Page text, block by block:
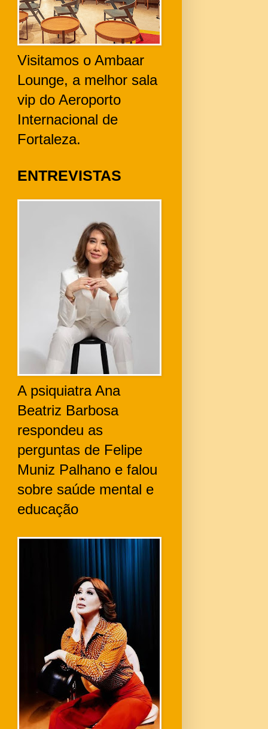
Visitamos o Ambaar
Lounge, a melhor sala
vip do Aeroporto
Internacional de
Fortaleza.
ENTREVISTAS
A psiquiatra Ana
Beatriz Barbosa
respondeu as
perguntas de Felipe
Muniz Palhano e falou
sobre saúde mental e
educação